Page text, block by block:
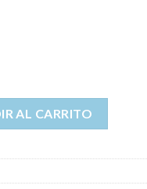
AL CARRITO